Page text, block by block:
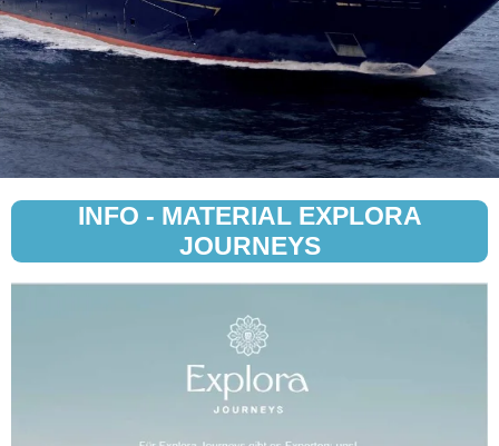
INFO - MATERIAL EXPLORA
JOURNEYS